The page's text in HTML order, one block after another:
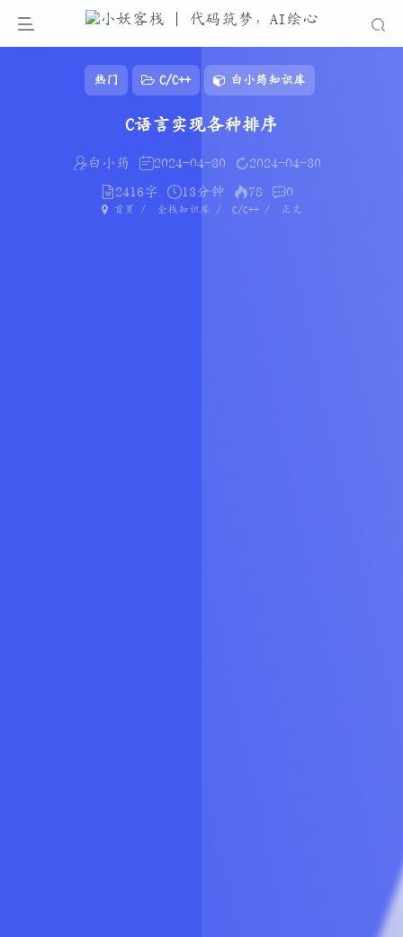
热门 C/C++ 白小筠知识库
C语言实现各种排序
白小筠 2024-04-30
2024-04-30
2416字
13分钟 78 0
首页 全栈知识库 C/C++ 正文